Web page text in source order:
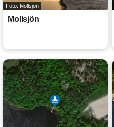
Foto: Mollsjön
Mollsjön